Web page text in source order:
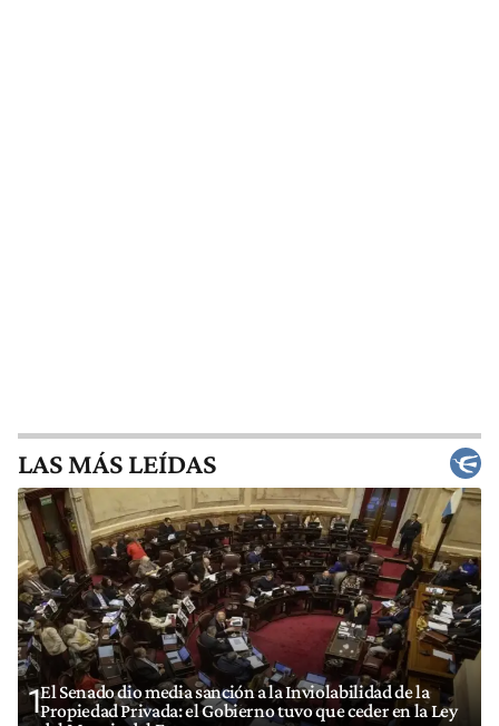
LAS MÁS LEÍDAS
1El Senado dio media sanción a la Inviolabilidad de la
Propiedad Privada: el Gobierno tuvo que ceder en la Ley